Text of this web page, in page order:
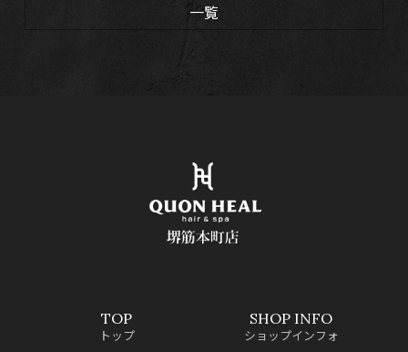
一覧
TOP
トップ
SHOP INFO
ショップインフォ